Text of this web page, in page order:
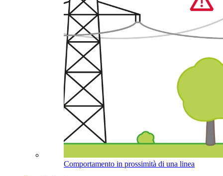
Comportamento in prossimità di una linea